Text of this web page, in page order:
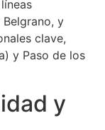
y
clave,
y Paso de los
y